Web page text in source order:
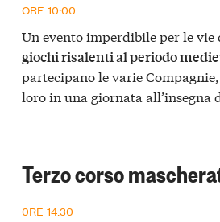
ORE 10:00
Un evento imperdibile per le vie
giochi risalenti al periodo
partecipano le varie
loro in una giornata all’insegna
Terzo corso
0RE 14:30